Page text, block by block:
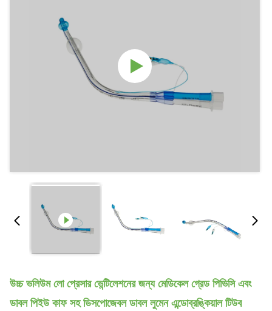
উচ্চ ভলিউম লো প্রেসার ভেন্টিলেশনের জন্য মেডিকেল গ্রেড পিভিসি এবং
ডাবল পিইউ কাফ সহ ডিসপোজেবল ডাবল লুমেন এন্ডোব্রঙ্কিয়াল টিউব